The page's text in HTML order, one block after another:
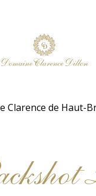
Clarence de Haut-